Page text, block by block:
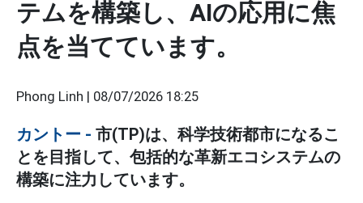
テムを構築し、AIの応用に焦
点を当てています。
Phong Linh | 08/07/2026 18:25
カントー - 市(TP)は、科学技術都市になるこ
とを目指して、包括的な革新エコシステムの
構築に注力しています。